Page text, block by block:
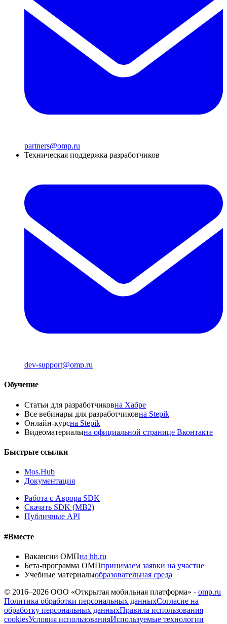
partners@omp.ru
Техническая поддержка разработчиков
dev-support@omp.ru
Обучение
Статьи для разработчиковна Хабре
Все вебинары для разработчиковна Stepik
Онлайн-курсна Stepik
Видеоматериалына официальной странице Вконтакте
Быстрые ссылки
Mos.Hub
Документация
Работа с Аврора SDK
Скачать SDK (MB2)
Публичные API
#Вместе
Вакансии ОМПна hh.ru
Бета-программа ОМПпринимаем заявки на участие
Учебные материалыобразовательная среда
© 2016–2026 ООО «Открытая мобильная платформа» - omp.ru
Политика обработки персональных данныхСогласие на
обработку персональных данныхПравила использования
cookiesУсловия использованияИспользуемые технологии